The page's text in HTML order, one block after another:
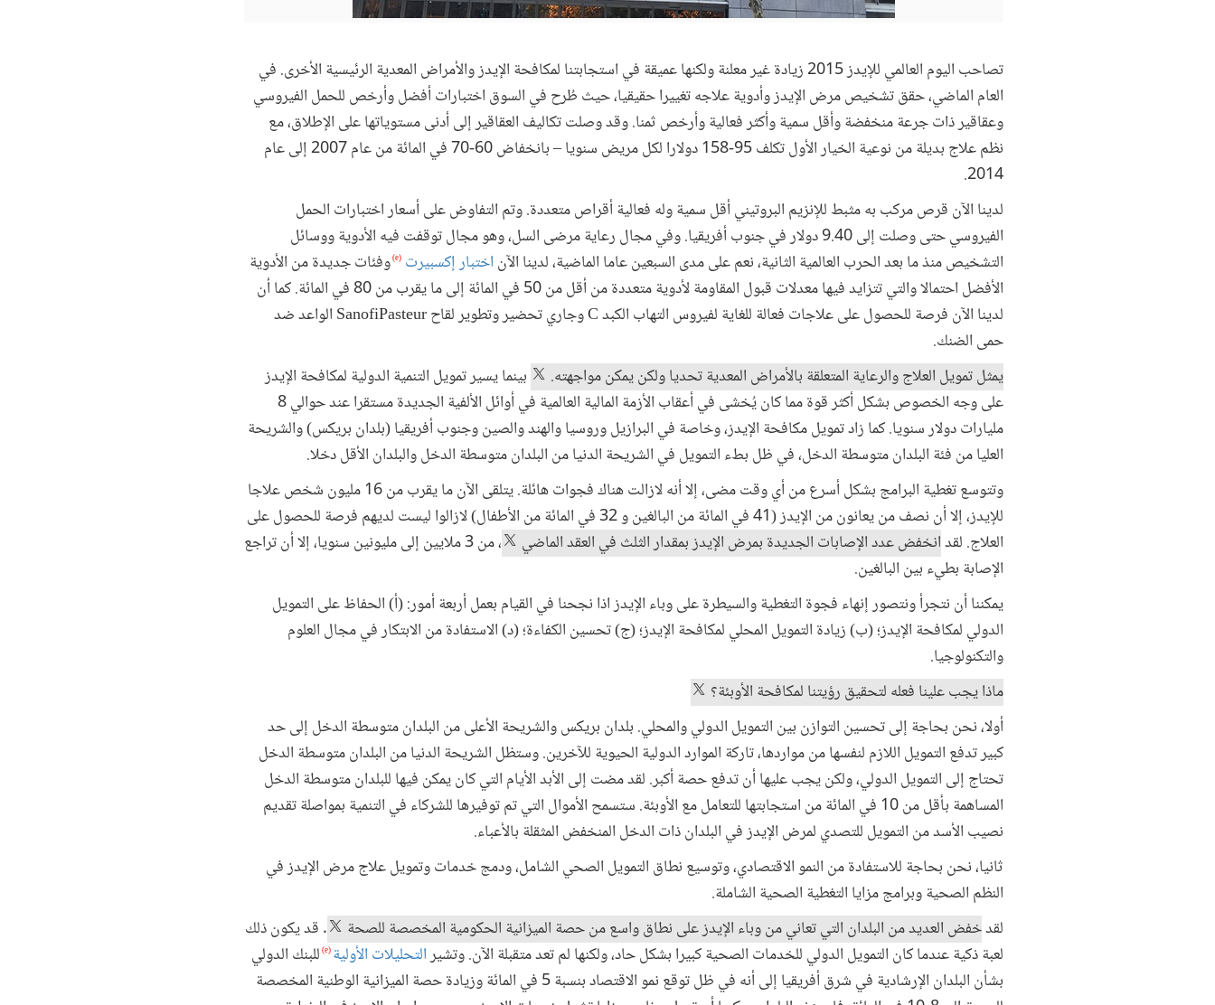
تصاحب اليوم العالمي للإيدز 2015 زيادة غير معلنة ولكنها عميقة في استجابتنا لمكافحة الإيدز والأمراض المعدية الرئيسية الأخرى. في
العام الماضي، حقق تشخيص مرض الإيدز وأدوية علاجه تغييرا حقيقيا، حيث طُرح في السوق اختبارات أفضل وأرخص للحمل الفيروسي
وعقاقير ذات جرعة منخفضة وأقل سمية وأكثر فعالية وأرخص ثمنا. وقد وصلت تكاليف العقاقير إلى أدنى مستوياتها على الإطلاق، مع
نظم علاج بديلة من نوعية الخيار الأول تكلف 95-158 دولارا لكل مريض سنويا – بانخفاض 60-70 في المائة من عام 2007 إلى عام
2014.
لدينا الآن قرص مركب به مثبط للإنزيم البروتيني أقل سمية وله فعالية أقراص متعددة. وتم التفاوض على أسعار اختبارات الحمل
الفيروسي حتى وصلت إلى 9.40 دولار في جنوب أفريقيا. وفي مجال رعاية مرضى السل، وهو مجال توقفت فيه الأدوية ووسائل
التشخيص منذ ما بعد الحرب العالمية الثانية، نعم على مدى السبعين عاما الماضية، لدينا الآن اختبار إكسبيرت (e) وفئات جديدة من الأدوية
الأفضل احتمالا والتي تتزايد فيها معدلات قبول المقاومة لأدوية متعددة من أقل من 50 في المائة إلى ما يقرب من 80 في المائة. كما أن
لدينا الآن فرصة للحصول على علاجات فعالة للغاية لفيروس التهاب الكبد C وجاري تحضير وتطوير لقاح SanofiPasteur الواعد ضد
حمى الضنك.
يمثل تمويل العلاج والرعاية المتعلقة بالأمراض المعدية تحديا ولكن يمكن مواجهته.
بينما يسير تمويل التنمية الدولية لمكافحة الإيدز
على وجه الخصوص بشكل أكثر قوة مما كان يُخشى في أعقاب الأزمة المالية العالمية في أوائل الألفية الجديدة مستقرا عند حوالي 8
مليارات دولار سنويا. كما زاد تمويل مكافحة الإيدز، وخاصة في البرازيل وروسيا والهند والصين وجنوب أفريقيا (بلدان بريكس) والشريحة
العليا من فئة البلدان متوسطة الدخل، في ظل بطء التمويل في الشريحة الدنيا من البلدان متوسطة الدخل والبلدان الأقل دخلا.
وتتوسع تغطية البرامج بشكل أسرع من أي وقت مضى، إلا أنه لازالت هناك فجوات هائلة. يتلقى الآن ما يقرب من 16 مليون شخص علاجا
للإيدز، إلا أن نصف من يعانون من الإيدز (41 في المائة من البالغين و 32 في المائة من الأطفال) لازالوا ليست لديهم فرصة للحصول على
العلاج. لقدانخفض عدد الإصابات الجديدة بمرض الإيدز بمقدار الثلث في العقد الماضي
، من 3 ملايين إلى مليونين سنويا، إلا أن تراجع
الإصابة بطيء بين البالغين.
يمكننا أن نتجرأ ونتصور إنهاء فجوة التغطية والسيطرة على وباء الإيدز اذا نجحنا في القيام بعمل أربعة أمور: (أ) الحفاظ على التمويل
الدولي لمكافحة الإيدز؛ (ب) زيادة التمويل المحلي لمكافحة الإيدز؛ (ج) تحسين الكفاءة؛ (د) الاستفادة من الابتكار في مجال العلوم
والتكنولوجيا.
ماذا يجب علينا فعله لتحقيق رؤيتنا لمكافحة الأوبئة؟
أولا، نحن بحاجة إلى تحسين التوازن بين التمويل الدولي والمحلي. بلدان بريكس والشريحة الأعلى من البلدان متوسطة الدخل إلى حد
كبير تدفع التمويل اللازم لنفسها من مواردها، تاركة الموارد الدولية الحيوية للآخرين. وستظل الشريحة الدنيا من البلدان متوسطة الدخل
تحتاج إلى التمويل الدولي، ولكن يجب عليها أن تدفع حصة أكبر. لقد مضت إلى الأبد الأيام التي كان يمكن فيها للبلدان متوسطة الدخل
المساهمة بأقل من 10 في المائة من استجابتها للتعامل مع الأوبئة. ستسمح الأموال التي تم توفيرها للشركاء في التنمية بمواصلة تقديم
نصيب الأسد من التمويل للتصدي لمرض الإيدز في البلدان ذات الدخل المنخفض المثقلة بالأعباء.
ثانيا، نحن بحاجة للاستفادة من النمو الاقتصادي، وتوسيع نطاق التمويل الصحي الشامل، ودمج خدمات وتمويل علاج مرض الإيدز في
النظم الصحية وبرامج مزايا التغطية الصحية الشاملة.
لقدخفض العديد من البلدان التي تعاني من وباء الإيدز على نطاق واسع من حصة الميزانية الحكومية المخصصة للصحة
. قد يكون ذلك
لعبة ذكية عندما كان التمويل الدولي للخدمات الصحية كبيرا بشكل حاد، ولكنها لم تعد متقبلة الآن. وتشيرالتحليلات الأولية(e) للبنك الدولي
بشأن البلدان الإرشادية في شرق أفريقيا إلى أنه في ظل توقع نمو الاقتصاد بنسبة 5 في المائة وزيادة حصة الميزانية الوطنية المخصصة